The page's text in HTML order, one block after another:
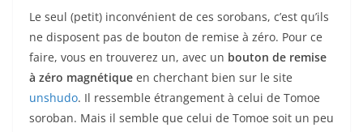
Le seul (petit) inconvénient de ces sorobans, c’est qu’ils
ne disposent pas de bouton de remise à zéro. Pour ce
faire, vous en trouverez un, avec un bouton de remise
à zéro magnétique en cherchant bien sur le site
unshudo. Il ressemble étrangement à celui de Tomoe
soroban. Mais il semble que celui de Tomoe soit un peu